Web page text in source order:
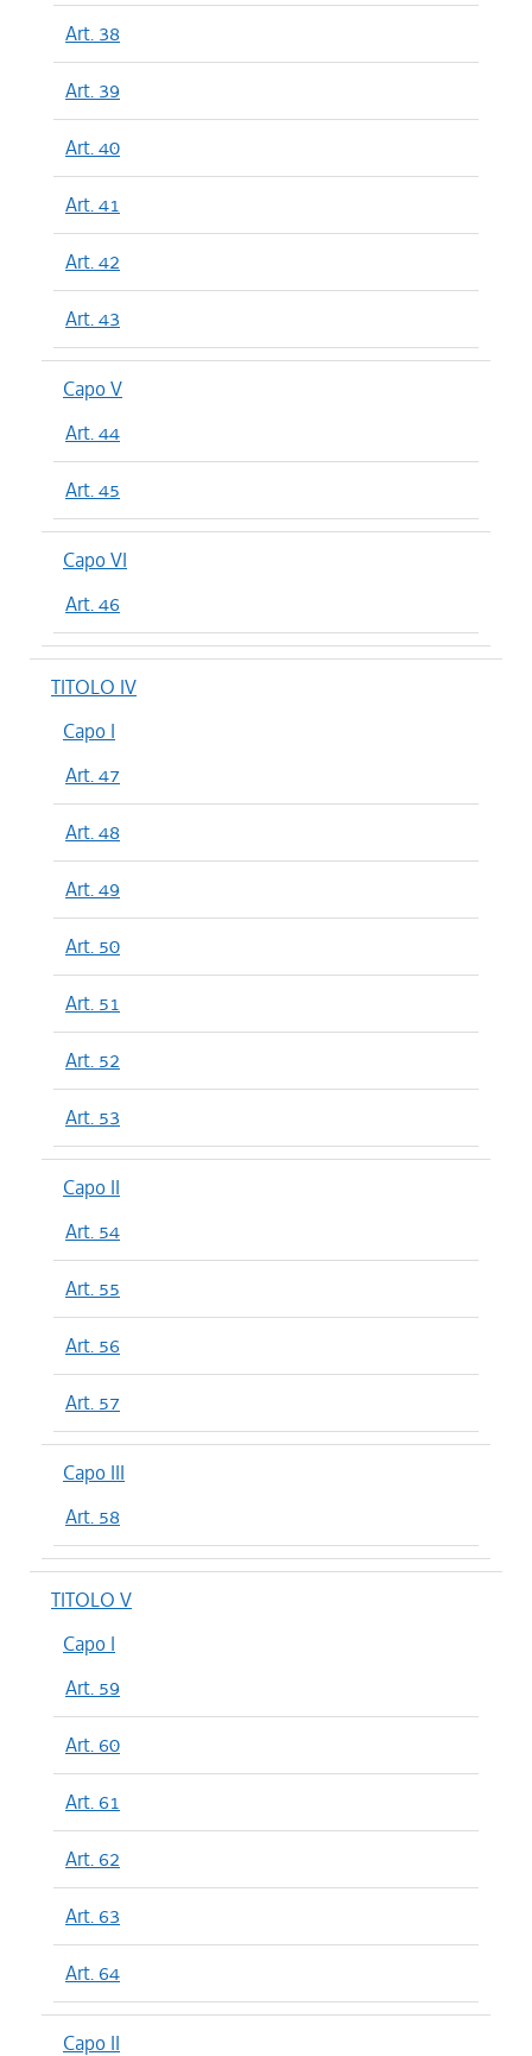
Art. 38
Art. 39
Art. 40
Art. 41
Art. 42
Art. 43
Capo V
Art. 44
Art. 45
Capo VI
Art. 46
TITOLO IV
Capo I
Art. 47
Art. 48
Art. 49
Art. 50
Art. 51
Art. 52
Art. 53
Capo II
Art. 54
Art. 55
Art. 56
Art. 57
Capo III
Art. 58
TITOLO V
Capo I
Art. 59
Art. 60
Art. 61
Art. 62
Art. 63
Art. 64
Capo II